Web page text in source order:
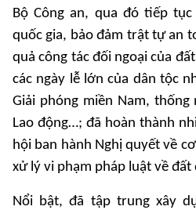
Bộ Công an, qua đó tiếp
quốc gia, bảo đảm trật tự an
quả công tác đối ngoại của
các ngày lễ lớn của dân tộc
Giải phóng miền Nam,
Lao động…; đã hoàn thành
hội ban hành Nghị quyết về
xử lý vi phạm pháp luật về đất
Nổi bật, đã tập trung xây